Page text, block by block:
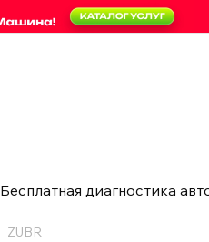
Бесплатная диагностика
ZUBR